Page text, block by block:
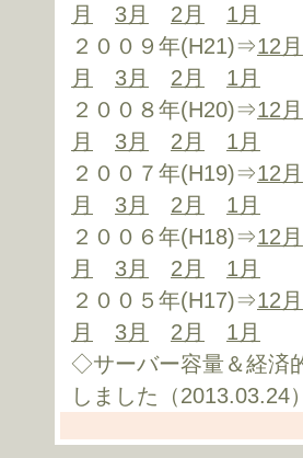
月
3月 2月
1月
２００９年(H21)⇒12月
月
3月 2月
1月
２００８年(H20)⇒12月
月
3月 2月
1月
２００７年(H19)⇒12月
月
3月 2月
1月
２００６年(H18)⇒12月
月
3月 2月
1月
２００５年(H17)⇒12月
月
3月 2月
1月
◇サーバー容量＆経済
しました（2013.03.24